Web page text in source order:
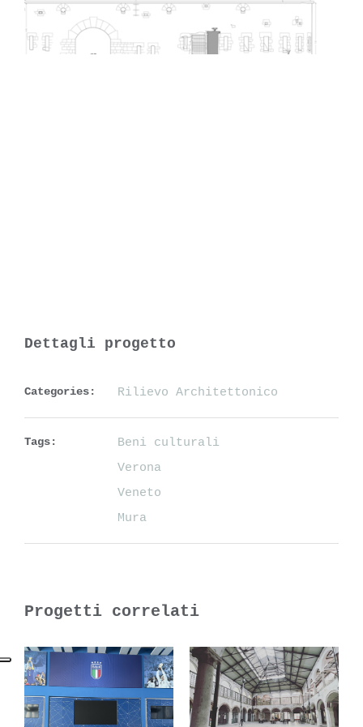
Dettagli progetto
Categories: Rilievo Architettonico
Tags:
Beni culturali
Verona
Veneto
Mura
Progetti correlati